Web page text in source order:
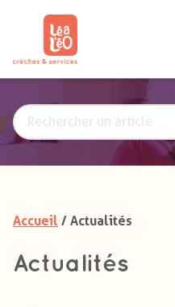
Accueil / Actualités
Actualités